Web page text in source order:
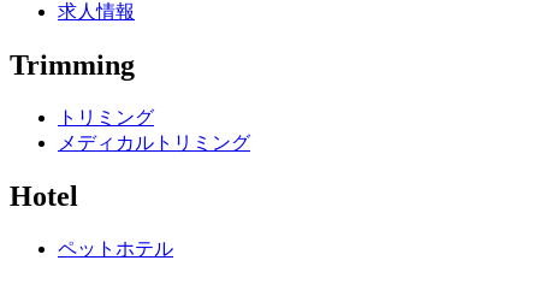
求人情報
Trimming
トリミング
メディカルトリミング
Hotel
ペットホテル